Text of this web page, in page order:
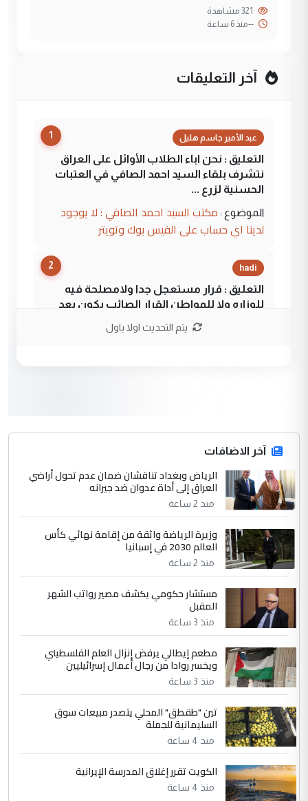
--منذ 6 ساعة
آخر التعليقات
1 عبد الأمير جاسم هليل
التعليق : نحن اباء الطلاب الأوائل على العراق
نتشرف بلقاء السيد احمد الصافي في العتبات
الحسنية لزرع ...
الموضوع : مكتب السيد احمد الصافي : لا يوجود
لدينا اي حساب على الفيس بوك وتويتر
2 hadi
التعليق : قرار مستعجل جدا ولامصلحة فيه
للوزاره ولا للمواطن القرار الصائب يكون بعد
جنسية الرافد الثالث للعراق ومن اصول عريقة
ابا فرات ...
الموضوع :
الجواهري يرد على صدام حسين سل
مضجعيك يابن الزنا (نص كامل)
سردار
التعليق : واحد من عصابة علي ماما يسقط
جنسية الرافد الثالث للعراق ومن اصول عريقة
ابا فرات ...
الموضوع :
الجواهري يرد على صدام حسين سل
مضجعيك يابن الزنا (نص كامل)
5 حيدر عاشور
التعليق : تحياتي لك استاذ حامدتركان. كلام
دقيق ومسؤول؛ فالاستثمار الحقيقي للإنسان
وثروات البلد يعتمد على الكفاءة ...
الموضوع :
بين الإهمال واغتصاب الأرض.. بلاد
الرافدين تعاني الجفاف والتصحر!!
يتم التحديث اولا باول
آخر الاضافات
الرياض وبغداد تناقشان ضمان عدم تحول أراضي
العراق إلى أداة عدوان ضد جيرانه
منذ 2 ساعة
وزيرة الرياضة واثقة من إقامة نهائي كأس
العالم 2030 في إسبانيا
منذ 2 ساعة
مستشار حكومي يكشف مصير رواتب الشهر
المقبل
منذ 3 ساعة
مطعم إيطالي يرفض إنزال العلم الفلسطيني
ويخسر روادا من رجال أعمال إسرائيليين
منذ 3 ساعة
تين "طقطق" المحلي يتصدر مبيعات سوق
السليمانية للجملة
منذ 4 ساعة
الكويت تقرر إغلاق المدرسة الإيرانية
منذ 4 ساعة